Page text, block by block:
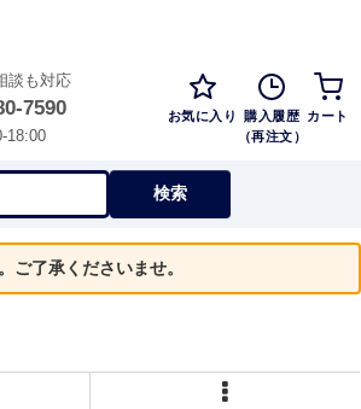
談も対応
7590
18:00
お気に入り 購入履歴
（再注文）
カート
検索
ご了承くださいませ。